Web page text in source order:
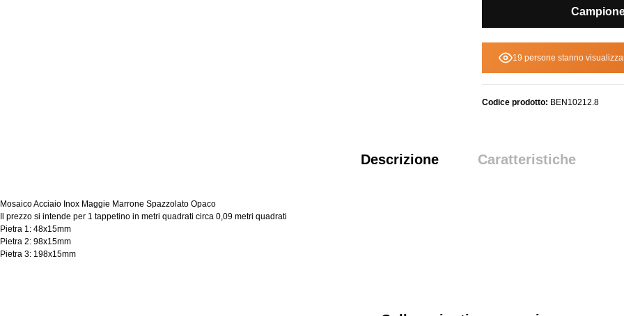
19 persone stanno
Codice prodotto: BEN10212.8
Descrizione Caratteristiche
Mosaico Acciaio Inox Maggie Marrone Spazzolato Opaco
Il prezzo si intende per 1 tappetino in metri quadrati circa 0,09 metri quadrati
Pietra 1: 48x15mm
Pietra 2: 98x15mm
Pietra 3: 198x15mm